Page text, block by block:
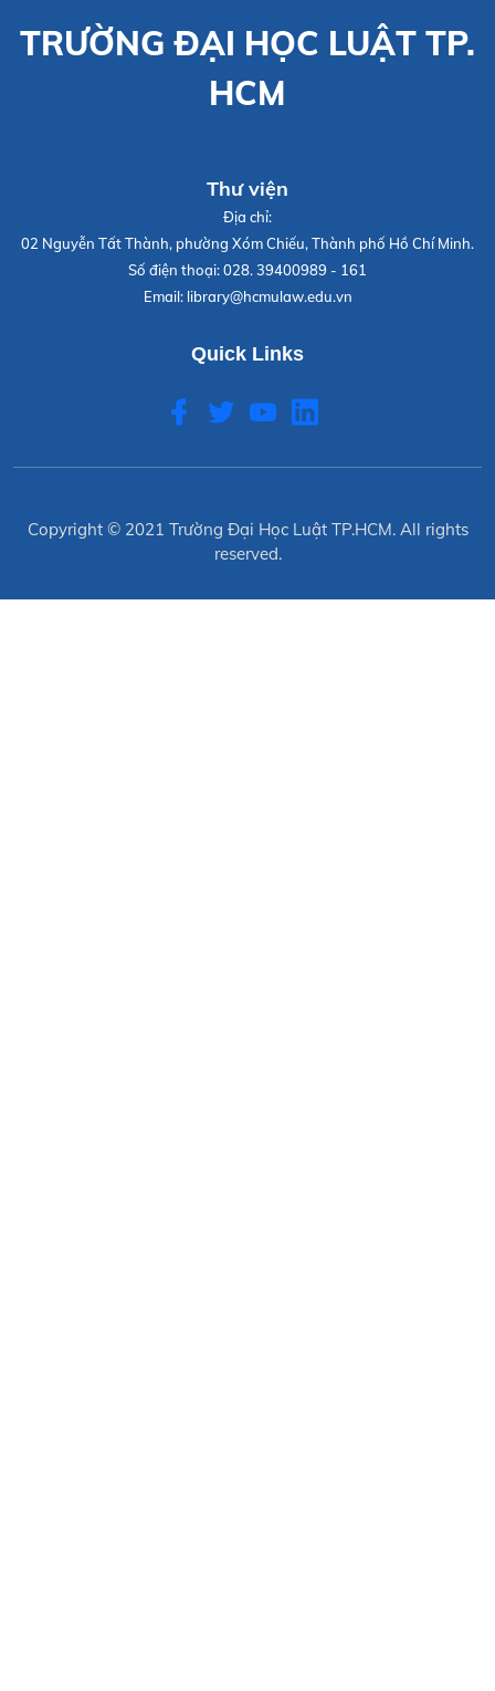
TRƯỜNG ĐẠI HỌC LUẬT TP.
HCM
Thư viện
Địa chỉ:
02 Nguyễn Tất Thành, phường Xóm Chiếu, Thành phố Hồ Chí Minh.
Số điện thoại:028. 39400989 - 161
Email: library@hcmulaw.edu.vn
Quick Links
Copyright © 2021 Trường Đại Học Luật TP.HCM. All rights
reserved.